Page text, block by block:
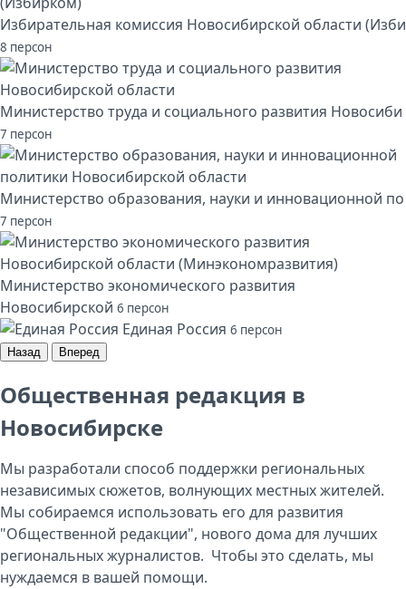
Избирательная комиссия Новосибирской области (Изби
8 персон
Министерство труда и социального развития Новосиби
7 персон
Министерство образования, науки и инновационной по
7 персон
Министерство экономического развития
Новосибирской 6 персон
Единая Россия 6 персон
Назад Вперед
Общественная редакция в
Новосибирске
Мы разработали способ поддержки региональных
независимых сюжетов, волнующих местных жителей.
Мы собираемся использовать его для развития
"Общественной редакции", нового дома для лучших
региональных журналистов. Чтобы это сделать, мы
нуждаемся в вашей помощи.